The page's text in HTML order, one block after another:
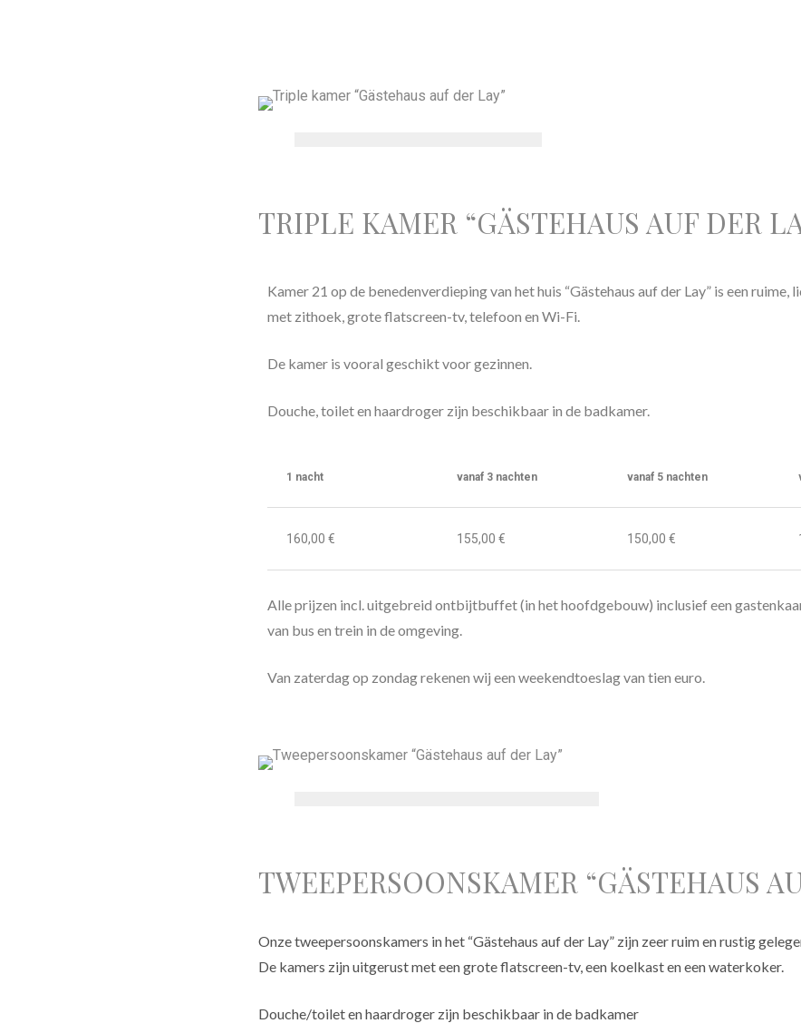
TRIPLE KAMER “GÄSTEHAUS AUF DER
Kamer 21 op de benedenverdieping van het huis “Gästehaus auf der Lay” is een
met zithoek, grote flatscreen-tv, telefoon en Wi-Fi.
De kamer is vooral geschikt voor gezinnen.
Douche, toilet en haardroger zijn beschikbaar in de badkamer.
1 nacht vanaf 3 nachten vanaf 5 nachten
160,00 € 155,00 € 150,00 €
Alle prijzen incl. uitgebreid ontbijtbuffet (in het hoofdgebouw) inclusief een
van bus en trein in de omgeving.
Van zaterdag op zondag rekenen wij een weekendtoeslag van tien euro.
TWEEPERSOONSKAMER “GÄSTEHAUS
Onze tweepersoonskamers in het “Gästehaus auf der Lay” zijn zeer ruim en rustig
De kamers zijn uitgerust met een grote flatscreen-tv, een koelkast en een waterkoker.
Douche/toilet en haardroger zijn beschikbaar in de badkamer